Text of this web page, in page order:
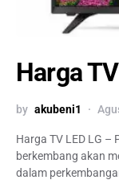
Harga
by akubeni1
Harga TV LED LG –
berkembang akan
dalam